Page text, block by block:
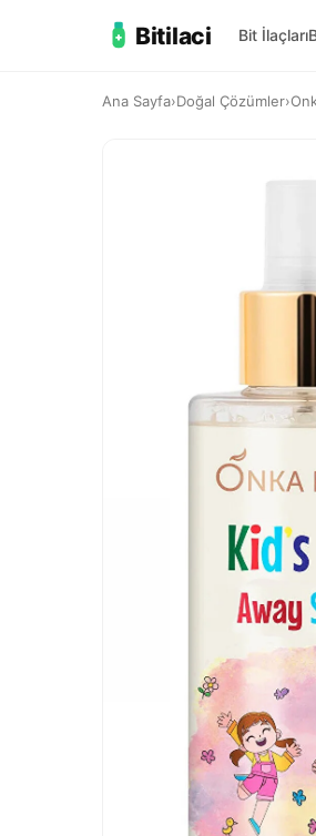
Bitilaci Bit İlaçları
Ana Sayfa›Doğal Çözümler›